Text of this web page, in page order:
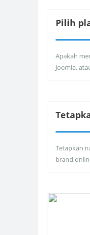
Pilih
Apakah
Joomla,
Tetapkan
brand